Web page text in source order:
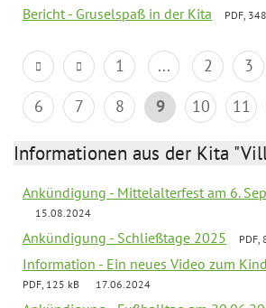
Bericht - Gruselspaß in der Kita PDF,
1 ... 2 3
6
7 8 9 10 11
Informationen aus der Kita
Ankündigung - Mittelalterfest am 6.
15.08.2024
Ankündigung - Schließtage 2025 PDF,
Information - Ein neues Video zum
PDF, 125 kB 17.06.2024